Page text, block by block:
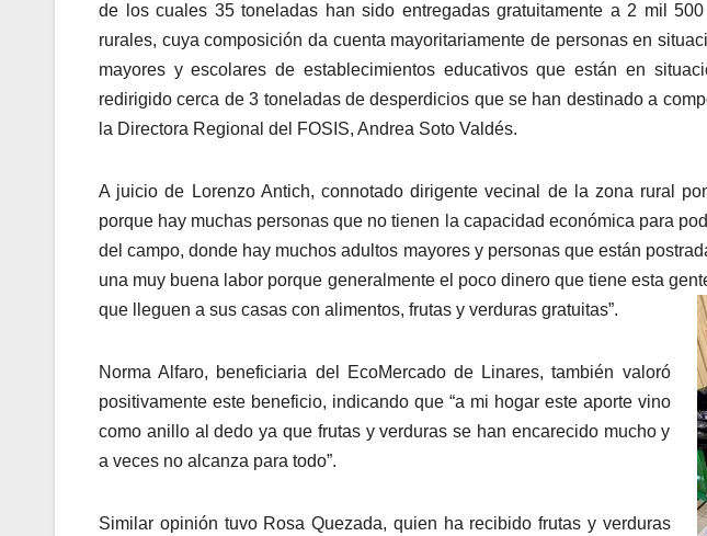
de los cuales 35 toneladas han sido entregadas gratuitamente a 2 mil
rurales, cuya composición da cuenta mayoritariamente de personas en
mayores y escolares de establecimientos educativos que están en
redirigido cerca de 3 toneladas de desperdicios que se han destinado a
la Directora Regional del FOSIS, Andrea Soto Valdés.
A juicio de Lorenzo Antich, connotado dirigente vecinal de la zona rural
porque hay muchas personas que no tienen la capacidad económica para
del campo, donde hay muchos adultos mayores y personas que están
una muy buena labor porque generalmente el poco dinero que tiene esta
que lleguen a sus casas con alimentos, frutas y verduras gratuitas”.
Norma Alfaro, beneficiaria del EcoMercado de Linares, también valoró
positivamente este beneficio, indicando que “a mi hogar este aporte vino
como anillo al dedo ya que frutas y verduras se han encarecido mucho y
a veces no alcanza para todo”.
Similar opinión tuvo Rosa Quezada, quien ha recibido frutas y verduras